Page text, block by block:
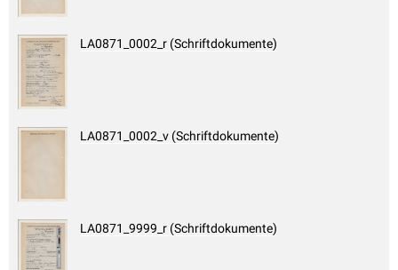
LA0871_0002_r (Schriftdokumente)
LA0871_0002_v (Schriftdokumente)
LA0871_9999_r (Schriftdokumente)